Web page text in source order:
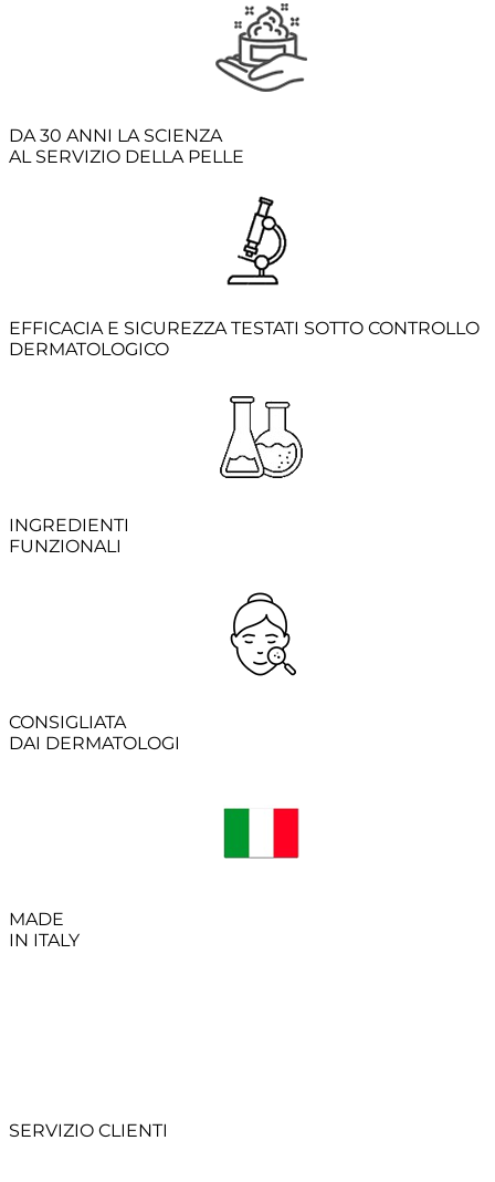
DA 30 ANNI LA SCIENZA
AL SERVIZIO DELLA PELLE
EFFICACIA E SICUREZZA TESTATI SOTTO CONTROLLO
DERMATOLOGICO
INGREDIENTI
FUNZIONALI
CONSIGLIATA
DAI DERMATOLOGI
MADE
IN ITALY
SERVIZIO CLIENTI